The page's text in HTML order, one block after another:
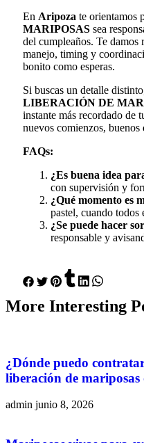
En Aripoza te orientamos
MARIPOSAS sea
del cumpleaños. Te damos
manejo, timing y
bonito como esperas.
Si buscas un detalle
LIBERACIÓN DE
instante más recordado de
nuevos comienzos,
FAQs:
¿Es buena idea
con supervisión y
¿Qué momento es
pastel, cuando todos
¿Se puede hacer
responsable y
More Interesting
¿Dónde puedo
liberación de mariposas
admin junio 8, 2026